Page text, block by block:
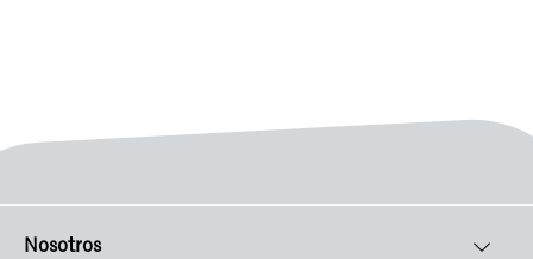
Nosotros